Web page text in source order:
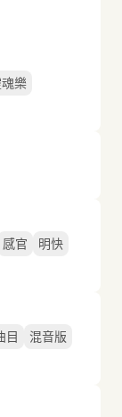
樂
感官
明快
目
混音版